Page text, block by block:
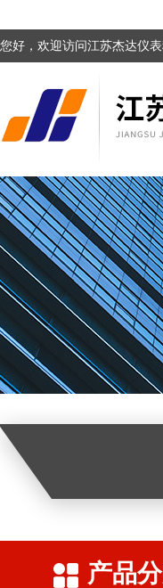
您好，欢迎访问江苏杰达仪表
产品